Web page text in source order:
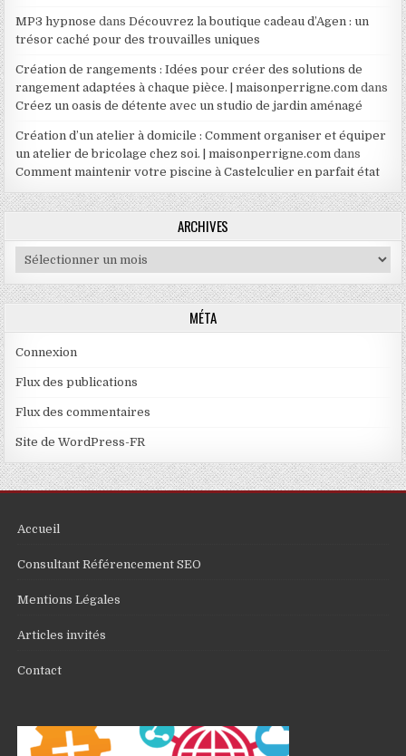
MP3 hypnose dansDécouvrez la boutique cadeau d’Agen : un
trésor caché pour des trouvailles uniques
Création de rangements : Idées pour créer des solutions de
rangement adaptées à chaque pièce. | maisonperrigne.com dans
Créez un oasis de détente avec un studio de jardin aménagé
Création d’un atelier à domicile : Comment organiser et équiper
un atelier de bricolage chez soi. | maisonperrigne.com dans
Comment maintenir votre piscine à Castelculier en parfait état
ARCHIVES
Archives
MÉTA
Connexion
Flux des publications
Flux des commentaires
Site de WordPress-FR
Accueil
Consultant Référencement SEO
Mentions Légales
Articles invités
Contact